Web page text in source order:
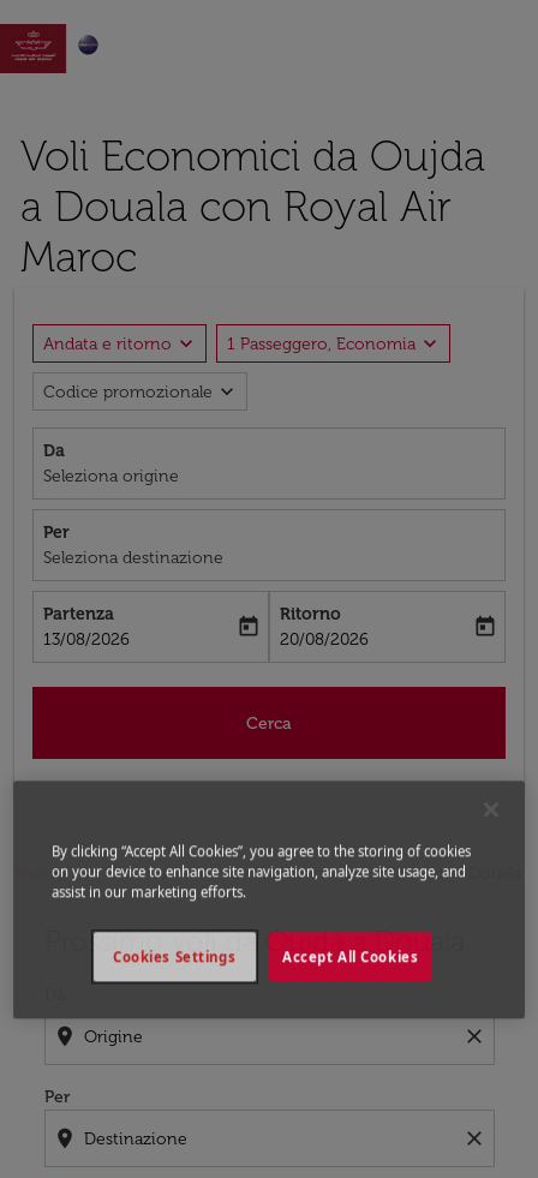

Voli Economici da Oujda
a Douala con Royal Air
Maroc
Andata e ritorno expand_more 1 Passeggero, Economia expand_more
Codice promozionale expand_more
Da
Seleziona origine
Per
Seleziona destinazione
Partenza
fc-booking-departure-date-aria-label
13/08/2026
today
Ritorno
fc-booking-return-date-aria-label
20/08/2026
today
Cerca
Home Voli Voli per Camerun Voli Oujda - Douala
Prossimo voli da Oujda a Douala
location_on close
Per
location_on close
Prova ad aggiornare il tuo percorso (origine e/o
By clicking “Accept All Cookies”, you agree to the storing of cookies
on your device to enhance site navigation, analyze site usage, and
assist in our marketing efforts.
Accept All Cookies
Cookies Settings